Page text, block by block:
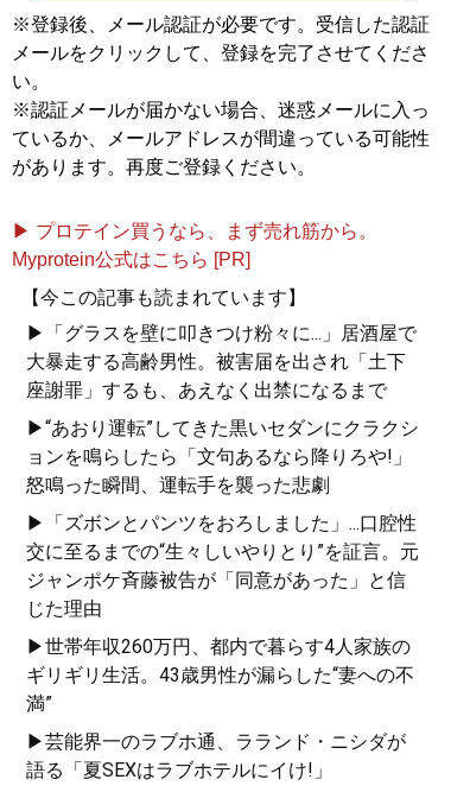
※登録後、メール認証が必要です。受信した認証
メールをクリックして、登録を完了させてくださ
い。
※認証メールが届かない場合、迷惑メールに入っ
ているか、メールアドレスが間違っている可能性
があります。再度ご登録ください。
▶ プロテイン買うなら、まず売れ筋から。
Myprotein公式はこちら [PR]
【今この記事も読まれています】
▶「グラスを壁に叩きつけ粉々に...」居酒屋で
大暴走する高齢男性。被害届を出され「土下
座謝罪」するも、あえなく出禁になるまで
▶“あおり運転”してきた黒いセダンにクラクシ
ョンを鳴らしたら「文句あるなら降りろや!」
怒鳴った瞬間、運転手を襲った悲劇
▶「ズボンとパンツをおろしました」...口腔性
交に至るまでの“生々しいやりとり”を証言。元
ジャンポケ斉藤被告が「同意があった」と信
じた理由
▶世帯年収260万円、都内で暮らす4人家族の
ギリギリ生活。43歳男性が漏らした“妻への不
満”
▶芸能界一のラブホ通、ラランド・ニシダが
語る「夏SEXはラブホテルにイけ!」